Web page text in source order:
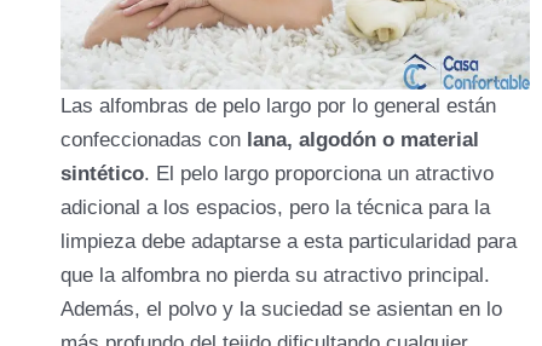
Las alfombras de pelo largo por lo general están
confeccionadas con lana, algodón o material
sintético. El pelo largo proporciona un atractivo
adicional a los espacios, pero la técnica para la
limpieza debe adaptarse a esta particularidad para
que la alfombra no pierda su atractivo principal.
Además, el polvo y la suciedad se asientan en lo